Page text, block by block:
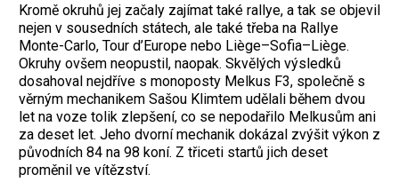
Kromě okruhů jej začaly zajímat také rallye, a tak se objevil
nejen v sousedních státech, ale také třeba na Rallye
Monte-Carlo, Tour d’Europe nebo Liège–Sofia–Liège.
Okruhy ovšem neopustil, naopak. Skvělých výsledků
dosahoval nejdříve s monoposty Melkus F3, společně s
věrným mechanikem Sašou Klimtem udělali během dvou
let na voze tolik zlepšení, co se nepodařilo Melkusům ani
za deset let. Jeho dvorní mechanik dokázal zvýšit výkon z
původních 84 na 98 koní. Z třiceti startů jich deset
proměnil ve vítězství.